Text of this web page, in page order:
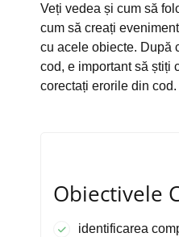
Veți vedea și cum să
cum să creați
cu acele obiecte. După
cod, e important să știți
corectați erorile din cod.
Obiectivele
identificarea